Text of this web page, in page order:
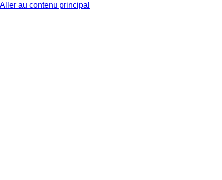
Aller au contenu principal